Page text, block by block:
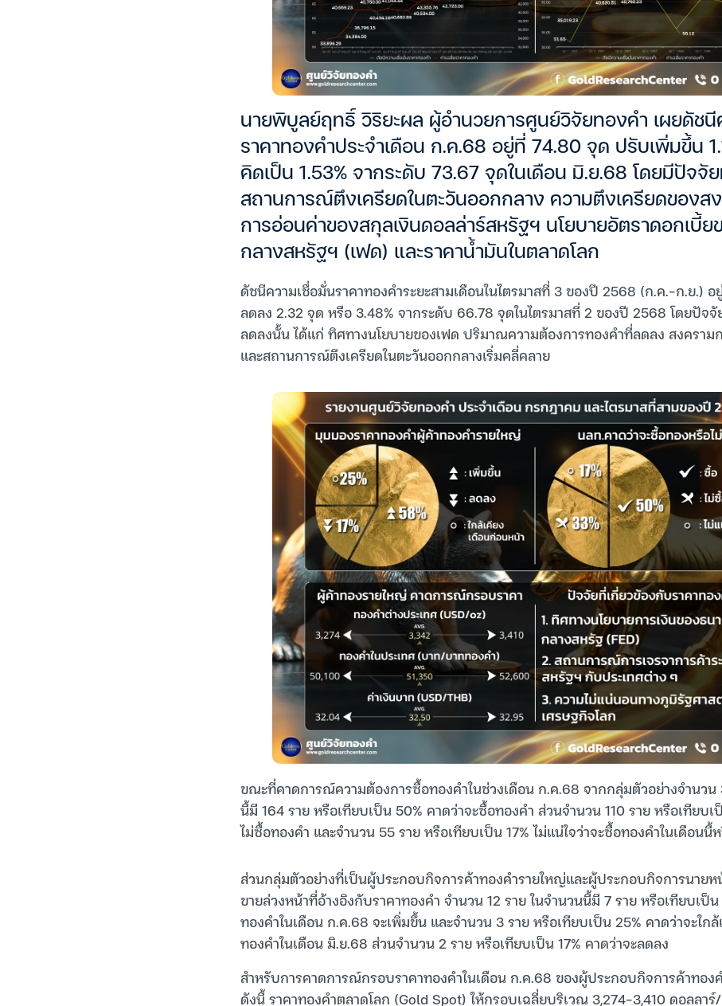
นายพิบูลย์ฤทธิ์ วิริยะผล ผู้อำนวยการศูนย์วิจัยทองคำ เผยดัชนี
ราคาทองคำประจำเดือน ก.ค.68 อยู่ที่ 74.80 จุด ปรับเพิ่มขึ้น
คิดเป็น 1.53% จากระดับ 73.67 จุดในเดือน มิ.ย.68 โดยมีปัจจั
สถานการณ์ตึงเครียดในตะวันออกกลาง ความตึงเครียดของส
การอ่อนค่าของสกุลเงินดอลล่าร์สหรัฐฯ นโยบายอัตราดอกเบี้ย
กลางสหรัฐฯ (เฟด) และราคาน้ำมันในตลาดโลก
ดัชนีความเชื่อมั่นราคาทองคำระยะสามเดือนในไตรมาสที่ 3 ของปี 2568 (ก.ค.-ก.ย.)
ลดลง 2.32 จุด หรือ 3.48% จากระดับ 66.78 จุดในไตรมาสที่ 2 ของปี 2568 โดยปัจ
ลดลงนั้น ได้แก่ ทิศทางนโยบายของเฟด ปริมาณความต้องการทองคำที่ลดลง สงคราม
และสถานการณ์ตึงเครียดในตะวันออกกลางเริ่มคลี่คลาย
ขณะที่คาดการณ์ความต้องการซื้อทองคำในช่วงเดือน ก.ค.68 จากกลุ่มตัวอย่างจำนวน
นี้มี 164 ราย หรือเทียบเป็น 50% คาดว่าจะซื้อทองคำ ส่วนจำนวน 110 ราย หรือเทียบเ
ไม่ซื้อทองคำ และจำนวน 55 ราย หรือเทียบเป็น 17% ไม่แน่ใจว่าจะซื้อทองคำในเดือนนี้
ส่วนกลุ่มตัวอย่างที่เป็นผู้ประกอบกิจการค้าทองคำรายใหญ่และผู้ประกอบกิจการนาย
ขายล่วงหน้าที่อ้างอิงกับราคาทองคำ จำนวน 12 ราย ในจำนวนนี้มี 7 ราย หรือเทียบเป็น
ทองคำในเดือน ก.ค.68 จะเพิ่มขึ้น และจำนวน 3 ราย หรือเทียบเป็น 25% คาดว่าจะใก
ทองคำในเดือน มิ.ย.68 ส่วนจำนวน 2 ราย หรือเทียบเป็น 17% คาดว่าจะลดลง
สำหรับการคาดการณ์กรอบราคาทองคำในเดือน ก.ค.68 ของผู้ประกอบกิจการค้าทอ
ดังนี้ ราคาทองคำตลาดโลก (Gold Spot) ให้กรอบเฉลี่ยบริเวณ 3,274-3,410 ดอลลา